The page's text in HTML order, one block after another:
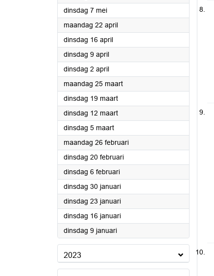
dinsdag 7 mei2024
maandag 22 april2024
dinsdag 16 april2024
dinsdag 9 april2024
dinsdag 2 april2024
maandag 25 maart2024
dinsdag 19 maart2024
dinsdag 12 maart2024
dinsdag 5 maart2024
maandag 26 februari2024
dinsdag 20 februari2024
dinsdag 6 februari2024
dinsdag 30 januari2024
dinsdag 23 januari2024
dinsdag 16 januari2024
dinsdag 9 januari2024
2023